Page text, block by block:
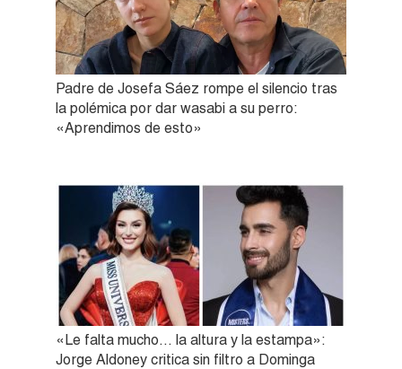
Padre de Josefa Sáez rompe el silencio tras
la polémica por dar wasabi a su perro:
«Aprendimos de esto»
«Le falta mucho… la altura y la estampa»:
Jorge Aldoney critica sin filtro a Dominga